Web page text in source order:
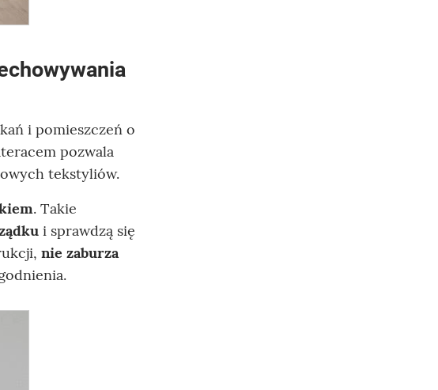
i pomieszczeń o
pozwala
tekstyliów.
. Takie
i sprawdzą się
nie zaburza